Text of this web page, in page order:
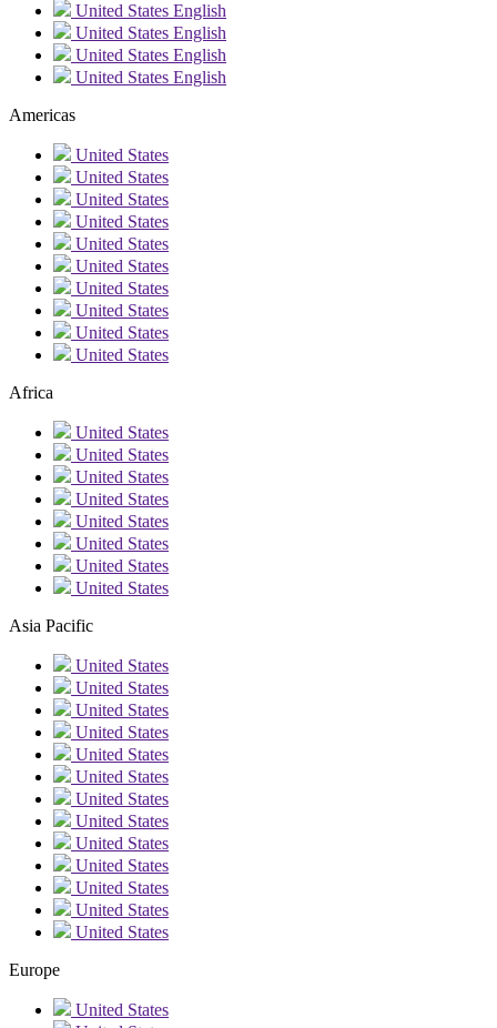
United States English
United States English
United States English
United States English
Americas
United States
United States
United States
United States
United States
United States
United States
United States
United States
United States
Africa
United States
United States
United States
United States
United States
United States
United States
United States
Asia Pacific
United States
United States
United States
United States
United States
United States
United States
United States
United States
United States
United States
United States
United States
Europe
United States